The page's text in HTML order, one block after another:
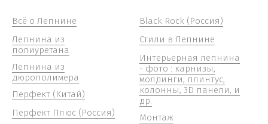
Всё о Лепнине
Лепнина из
полиуретана
Лепнина из
дюрополимера
Перфект (Китай)
Перфект Плюс (Россия)
Black Rock (Россия)
Стили в Лепнине
Интерьерная лепнина
- фото : карнизы,
молдинги, плинтус,
колонны, 3D панели, и
др.
Монтаж